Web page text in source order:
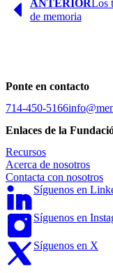
anterior
ANTERIORLos
de memoria
Enlaces de la
Recursos
Acerca de nosotros
Contacta con nosotros
Síguenos en
Síguenos en
Síguenos en X
Ponte en contacto
714-450-5166